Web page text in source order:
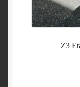
Z3